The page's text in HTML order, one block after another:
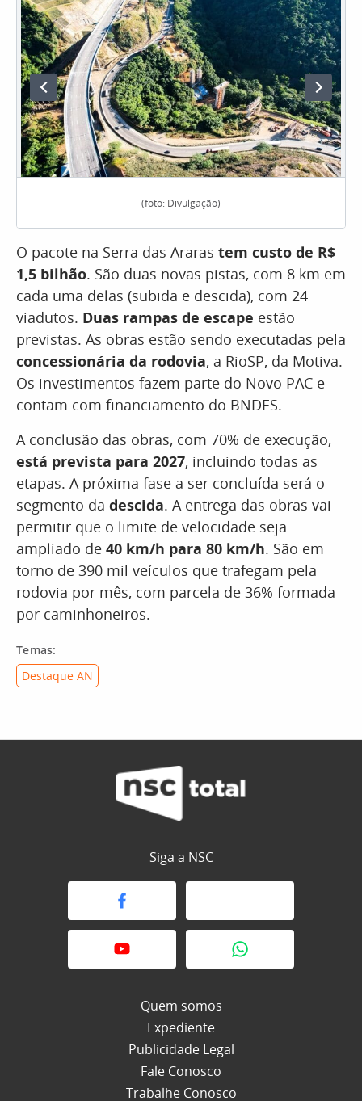
(foto: Divulgação)
O pacote na Serra das Araras tem custo de R$
1,5 bilhão. São duas novas pistas, com 8 km em
cada uma delas (subida e descida), com 24
viadutos. Duas rampas de escape estão
previstas. As obras estão sendo executadas pela
concessionária da rodovia, a RioSP, da Motiva.
Os investimentos fazem parte do Novo PAC e
contam com financiamento do BNDES.
A conclusão das obras, com 70% de execução,
está prevista para 2027, incluindo todas as
etapas. A próxima fase a ser concluída será o
segmento da descida. A entrega das obras vai
permitir que o limite de velocidade seja
ampliado de 40 km/h para 80 km/h. São em
torno de 390 mil veículos que trafegam pela
rodovia por mês, com parcela de 36% formada
por caminhoneiros.
Temas:
Destaque AN
Siga a NSC
Quem somos
Expediente
Publicidade Legal
Fale Conosco
Trabalhe Conosco